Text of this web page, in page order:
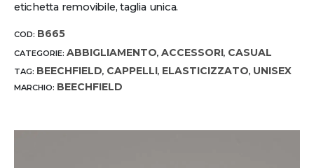
etichetta removibile, taglia unica.
COD: B665
CATEGORIE: ABBIGLIAMENTO, ACCESSORI, CASUAL
TAG: BEECHFIELD, CAPPELLI, ELASTICIZZATO, UNISEX
MARCHIO: BEECHFIELD